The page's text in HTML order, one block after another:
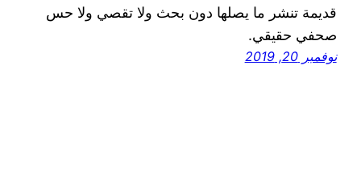
قديمة تنشر ما يصلها دون بحث ولا تقصي ولا حس
صحفي حقيقي.
نوفمبر 20, 2019